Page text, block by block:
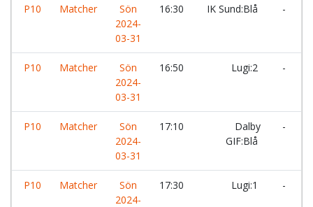
P10 Matcher
Sön
2024-
03-31
16:30 IK Sund:Blå -
P10 Matcher
Sön
2024-
03-31
16:50 Lugi:2 -
P10 Matcher
Sön
2024-
03-31
17:10
Dalby
GIF:Blå
-
P10 Matcher
Sön
2024-
17:30 Lugi:1 -